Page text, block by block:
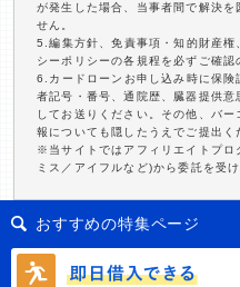
が発生した場合、当事者間で解決
せん。
5.編集方針、免責事項・知的財産
シーポリシーの各規程を必ずご確認
6.カードローンお申し込み時に保
者記号・番号、通院歴、臓器提供
してお送りください。その他、バ
報についても隠したうえでご提出く
※当サイトではアフィリエイトプロ
ミス／アイフルなど)から委託を受
おすすめの特集ページ